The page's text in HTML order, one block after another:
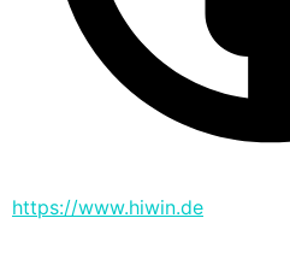
https://www.hiwin.de